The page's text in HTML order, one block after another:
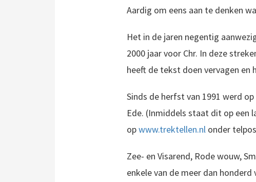
Aardig om eens aan te denken
Het in de jaren negentig
2000 jaar voor Chr. In deze
heeft de tekst doen vervagen
Sinds de herfst van 1991 werd
Ede. (Inmiddels staat dit op een
opwww.trektellen.nl onder
Zee- en Visarend, Rode wouw,
enkele van de meer dan